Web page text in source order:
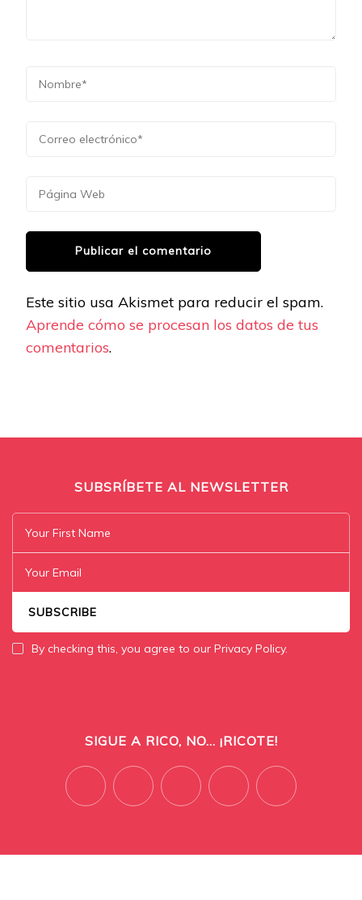
Este sitio usa Akismet para reducir el spam.
Aprende cómo se procesan los datos de tus
comentarios.
SUBSRÍBETE AL NEWSLETTER
By checking this, you agree to our Privacy Policy.
SIGUE A RICO, NO... ¡RICOTE!